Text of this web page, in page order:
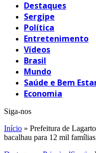
Destaques
Sergipe
Política
Entretenimento
Vídeos
Brasil
Mundo
Saúde e Bem
Economia
Siga-nos
Início » Prefeitura de
bacalhau para 12 mil